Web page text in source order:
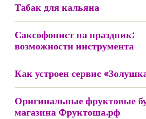
Табак для кальяна
Саксофонист на праздник:
возможности инструмента
Как устроен сервис
Оригинальные фруктовые
магазина Фруктоша.рф